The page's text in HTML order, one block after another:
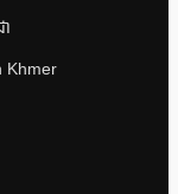
Khmer